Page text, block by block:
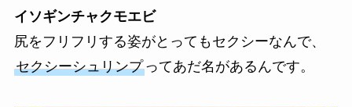
イソギンチャクモエビ
尻をフリフリする姿がとってもセクシーなんで、
セクシーシュリンプってあだ名があるんです。